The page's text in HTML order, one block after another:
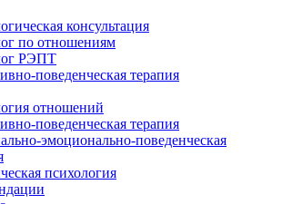
консультация
по отношениям
РЭПТ
поведенческая терапия
отношений
поведенческая терапия
эмоционально-поведенческая
психология